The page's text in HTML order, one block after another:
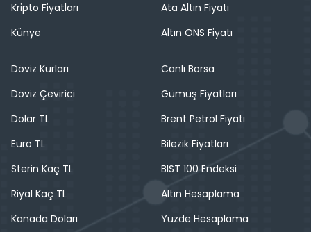
Kripto Fiyatları
Künye
Ata Altın Fiyatı
Altın ONS Fiyatı
Döviz Kurları
Döviz Çevirici
Dolar TL
Euro TL
Sterin Kaç TL
Riyal Kaç TL
Kanada Doları
Canlı Borsa
Gümüş Fiyatları
Brent Petrol Fiyatı
Bilezik Fiyatları
BIST 100 Endeksi
Altın Hesaplama
Yüzde Hesaplama